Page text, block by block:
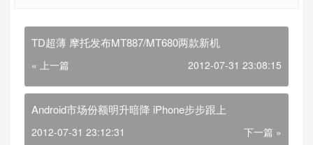
TD超薄 摩托发布MT887/MT680两款新机
« 上一篇 2012-07-31 23:08:15
Android市场份额明升暗降 iPhone步步跟上
2012-07-31 23:12:31 下一篇 »